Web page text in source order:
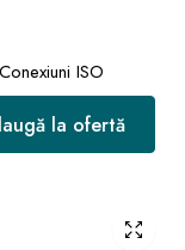
Conexiuni ISO
la ofertă